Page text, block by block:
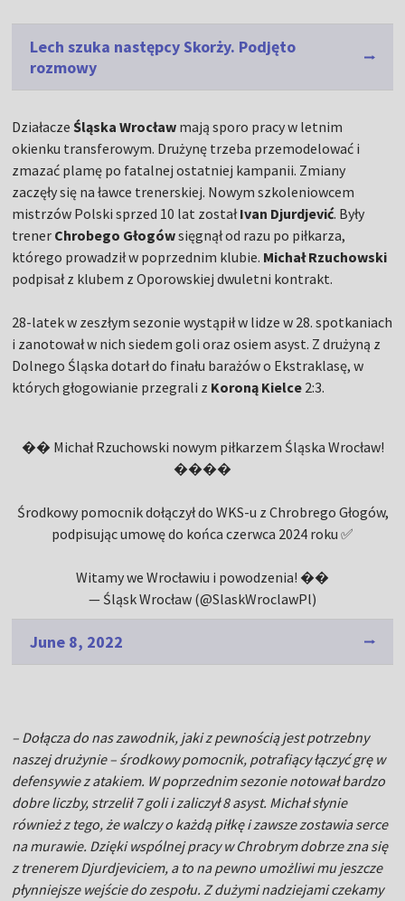
Lech szuka następcy Skorży. Podjęto
rozmowy
DziałaczeŚląska Wrocław mają sporo pracy w letnim
okienku transferowym. Drużynę trzeba przemodelować i
zmazać plamę po fatalnej ostatniej kampanii. Zmiany
zaczęły się na ławce trenerskiej. Nowym szkoleniowcem
mistrzów Polski sprzed 10 lat zostałIvan Djurdjević. Były
trener Chrobego Głogówsięgnął od razu po piłkarza,
którego prowadził w poprzednim klubie. Michał Rzuchowski
podpisał z klubem z Oporowskiej dwuletni kontrakt.
28-latek w zeszłym sezonie wystąpił w lidze w 28. spotkaniach
i zanotował w nich siedem goli oraz osiem asyst. Z drużyną z
Dolnego Śląska dotarł do finału barażów o Ekstraklasę, w
których głogowianie przegrali z Koroną Kielce 2:3.
�� Michał Rzuchowski nowym piłkarzem Śląska Wrocław!
����
Środkowy pomocnik dołączył do WKS-u z Chrobrego Głogów,
podpisując umowę do końca czerwca 2024 roku ✅
Witamy we Wrocławiu i powodzenia! ��
— Śląsk Wrocław (@SlaskWroclawPl)
June 8, 2022
– Dołącza do nas zawodnik, jaki z pewnością jest potrzebny
naszej drużynie – środkowy pomocnik, potrafiący łączyć grę w
defensywie z atakiem. W poprzednim sezonie notował bardzo
dobre liczby, strzelił 7 goli i zaliczył 8 asyst. Michał słynie
również z tego, że walczy o każdą piłkę i zawsze zostawia serce
na murawie. Dzięki wspólnej pracy w Chrobrym dobrze zna się
z trenerem Djurdjeviciem, a to na pewno umożliwi mu jeszcze
płynniejsze wejście do zespołu. Z dużymi nadziejami czekamy